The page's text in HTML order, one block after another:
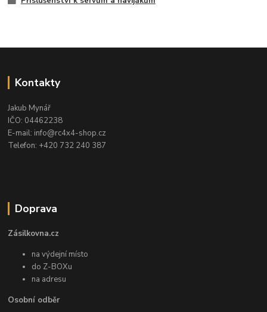
Kontakty
Jakub Mynář
IČO: 04462238
E-mail: info@rc4x4-shop.cz
Telefon: +420 732 240 387
Doprava
Zásilkovna.cz
na výdejní místo
do Z-BOXu
na adresu
Osobní odběr